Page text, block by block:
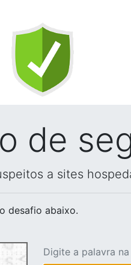
de
a sites
desafio abaixo.
Digite a palavra